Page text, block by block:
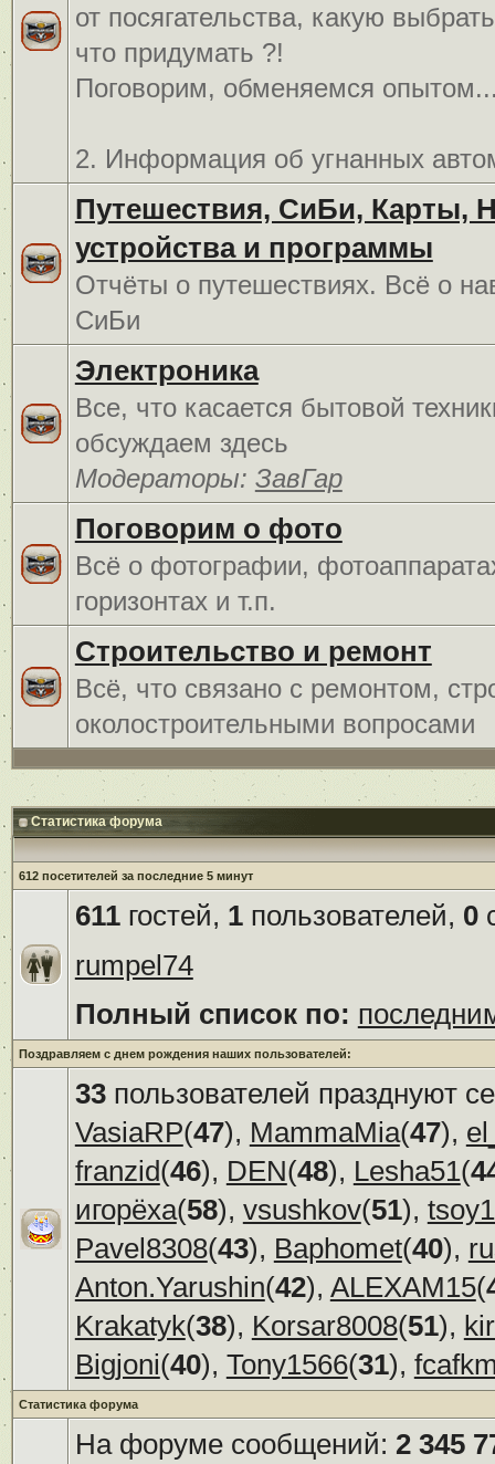
от посягательства, какую
что придумать ?!
Поговорим, обменяемся
2. Информация об угнанных
Путешествия, СиБи, Карты,
устройства и программы
Отчёты о путешествиях. Всё о
СиБи
Электроника
Все, что касается бытовой
обсуждаем здесь
Модераторы: ЗавГар
Поговорим о фото
Всё о фотографии,
горизонтах и т.п.
Строительство и ремонт
Всё, что связано с ремонтом,
околостроительными вопросами
Статистика форума
612 посетителей за последние 5 минут
611гостей, 1пользователей, 0
rumpel74
Полный список по:
Поздравляем с днем рождения наших пользователей:
33пользователей празднуют
VasiaRP(47), MammaMia(47),
franzid(46), DEN(48), Lesha51(
игорёха(58), vsushkov(51),
Pavel8308(43), Baphomet(40),
Anton.Yarushin(42), ALEXAM15(
Krakatyk(38), Korsar8008(51),
Bigjoni(40), Tony1566(31),
Статистика форума
На форуме сообщений: 2 345